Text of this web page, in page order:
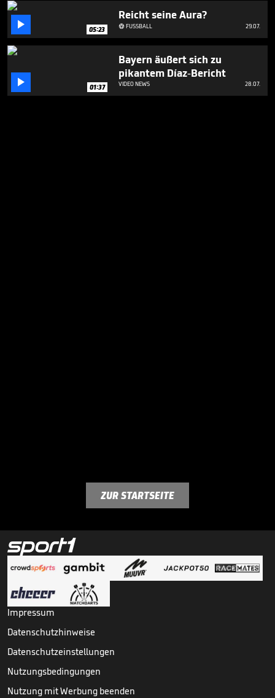
 05:23
Reicht seine Aura?
FUSSBALL 29.07.
 01:37
Bayern äußert sich zu
pikantem Díaz-Bericht
VIDEO NEWS 28.07.
ZUR STARTSEITE
Impressum
Datenschutzhinweise
Datenschutzeinstellungen
Nutzungsbedingungen
Nutzung mit Werbung beenden